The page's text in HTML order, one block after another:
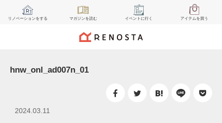
リノベーションをする マガジンを読む イベント に行く アイテムを買う
hnw_onl_ad007n_01
2024.03.11